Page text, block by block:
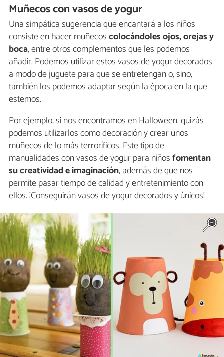
Muñecos con vasos de yogur
Una simpática sugerencia que encantará a los niños
consiste en hacer muñecoscolocándoles ojos, orejasy
boca, entre otros complementos que les podemos
añadir. Podemos utilizar estos vasos de yogur decorados
a modo de juguete para que se entretengan o, sino,
también los podemos adaptar según la época en la que
estemos.
Por ejemplo, si nos encontramos en Halloween, quizás
podemos utilizarlos como decoración y crear unos
muñecos de lo más terroríficos. Este tipo de
manualidades con vasos de yogur para niñosfomentan
su creatividad e imaginación, además de que nos
permite pasar tiempo de calidad y entretenimiento con
ellos. ¡Conseguirán vasos de yogur decorados y únicos!